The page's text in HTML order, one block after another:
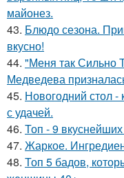
майонез.
43. Блюдо сезона.
вкусно!
44. "Меня так Сильно
Медведева
45. Новогодний стол -
с удачей.
46. Топ - 9
47. Жаркое.
48. Топ 5 бадов,